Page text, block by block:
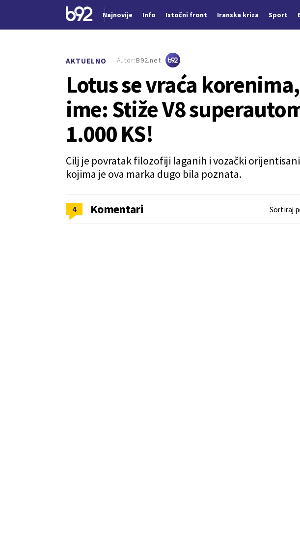
Najnovije Info Istočni front Iranska kriza Sport
AKTUELNO
Lotus se vraća
ime: Stiže V8
1.000 KS!
Cilj je povratak filozofiji laganih i vozački
kojima je ova marka dugo bila poznata.
Autor:B92.net
4 Komentari Sortiraj